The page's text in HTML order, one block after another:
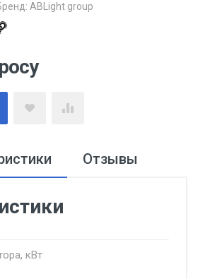
ABLight group
Отзывы
кВт